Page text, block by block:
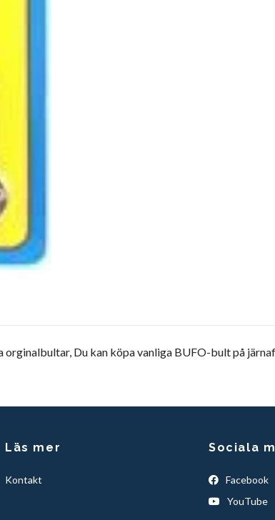
Du kan köpa vanliga BUFO-bult på
Läs mer
Kontakt
Sociala
Facebook
YouTube